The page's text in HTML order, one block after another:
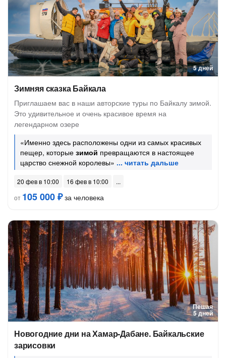
5 дней
Зимняя сказка Байкала
Приглашаем вас в наши авторские туры по Байкалу зимой.
Это удивительное и очень красивое время на
легендарном озере
«Именно здесь расположены одни из самых красивых
пещер, которые зимой превращаются в настоящее
царство снежной королевы»
20 фев в 10:00
16 фев в 10:00
от 105 000 ₽за человека
Пешая
5 дней
Новогодние дни на Хамар-Дабане. Байкальские
зарисовки